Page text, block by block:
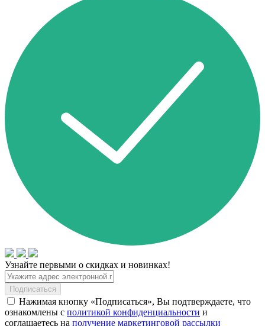
Узнайте первыми о скидках и новинках!
Подписаться
Нажимая кнопку «Подписаться», Вы подтверждаете, что
ознакомлены с политикой конфиденциальности и
соглашаетесь на получение маркетинговой рассылки